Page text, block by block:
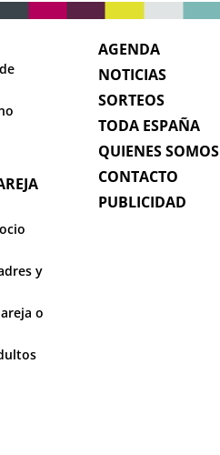
y
o
AGENDA
NOTICIAS
SORTEOS
TODA ESPAÑA
QUIENES SOMOS
CONTACTO
PUBLICIDAD